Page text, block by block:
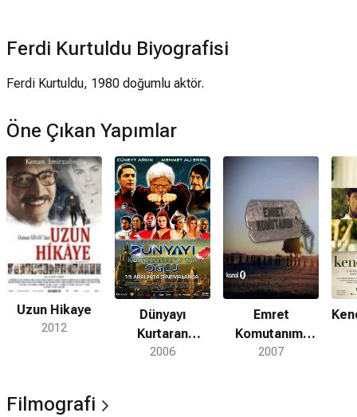
Ferdi Kurtuldu Biyografisi
Ferdi Kurtuldu, 1980 doğumlu aktör.
Öne Çıkan Yapımlar
Uzun Hikaye
2012
Dünyayı
Kurtaran
Adamın Oğlu
2006
Emret
Komutanım:
Şah Mat
2007
Filmografi